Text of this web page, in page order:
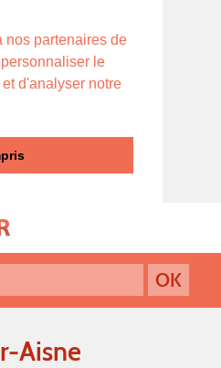
nos partenaires de
le
d'analyser notre
Aisne